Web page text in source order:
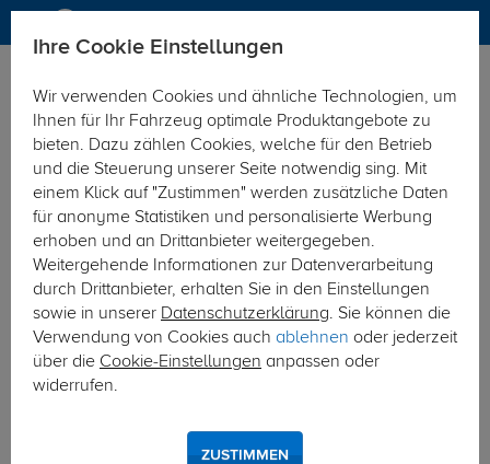
Ihre Cookie Einstellungen
Wir verwenden Cookies und ähnliche Technologien, um
Ihnen für Ihr Fahrzeug optimale Produktangebote zu
bieten. Dazu zählen Cookies, welche für den Betrieb
und die Steuerung unserer Seite notwendig sing. Mit
einem Klick auf "Zustimmen" werden zusätzliche Daten
für anonyme Statistiken und personalisierte Werbung
erhoben und an Drittanbieter weitergegeben.
Weitergehende Informationen zur Datenverarbeitung
durch Drittanbieter, erhalten Sie in den Einstellungen
sowie in unserer Datenschutzerklärung. Sie können die
Verwendung von Cookies auch ablehnen oder jederzeit
über die Cookie-Einstellungen anpassen oder
widerrufen.
ZUSTIMMEN